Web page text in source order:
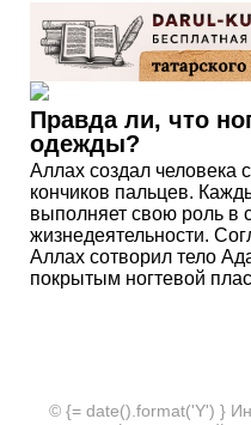
Правда ли, что
одежды?
Аллах создал
кончиков пальцев.
выполняет свою роль в
жизнедеятельности.
Аллах сотворил тело
покрытым ногтевой
© {= date().format('Y') }